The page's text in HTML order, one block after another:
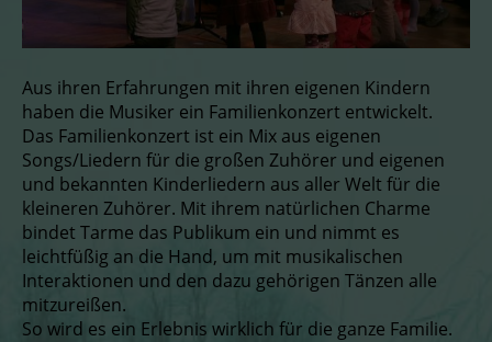
Aus ihren Erfahrungen mit ihren eigenen Kindern
haben die Musiker ein Familienkonzert entwickelt.
Das Familienkonzert ist ein Mix aus eigenen
Songs/Liedern für die großen Zuhörer und eigenen
und bekannten Kinderliedern aus aller Welt für die
kleineren Zuhörer. Mit ihrem natürlichen Charme
bindet Tarme das Publikum ein und nimmt es
leichtfüßig an die Hand, um mit musikalischen
Interaktionen und den dazu gehörigen Tänzen alle
mitzureißen.
So wird es ein Erlebnis wirklich für die ganze Familie.